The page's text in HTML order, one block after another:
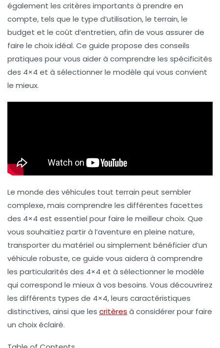
également les critères importants à prendre en
compte, tels que le type d’utilisation, le terrain, le
budget et le coût d’entretien, afin de vous assurer de
faire le choix idéal. Ce guide propose des conseils
pratiques pour vous aider à comprendre les spécificités
des 4×4 et à sélectionner le modèle qui vous convient
le mieux.
Le monde des véhicules tout terrain peut sembler
complexe, mais comprendre les différentes facettes
des 4×4 est essentiel pour faire le meilleur choix. Que
vous souhaitiez partir à l’aventure en pleine nature,
transporter du matériel ou simplement bénéficier d’un
véhicule robuste, ce guide vous aidera à comprendre
les particularités des 4×4 et à sélectionner le modèle
qui correspond le mieux à vos besoins. Vous découvrirez
les différents types de 4×4, leurs caractéristiques
distinctives, ainsi que les critères à considérer pour faire
un choix éclairé.